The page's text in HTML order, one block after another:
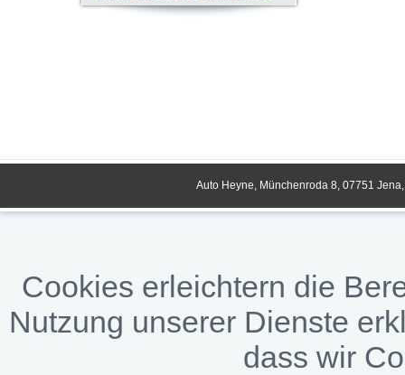
Auto Heyne, Münchenroda 8, 07751
Cookies erleichtern die
Nutzung unserer Dienste
dass wir